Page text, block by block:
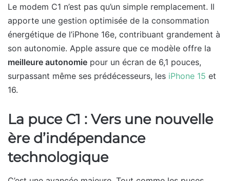
Le modem C1 n’est pas qu’un simple remplacement. Il
apporte une gestion optimisée de la consommation
énergétique de l’iPhone 16e, contribuant grandement à
son autonomie. Apple assure que ce modèle offre la
meilleure autonomie pour un écran de 6,1 pouces,
surpassant même ses prédécesseurs, les iPhone 15 et
16.
La puce C1 : Vers une nouvelle
ère d’indépendance
technologique